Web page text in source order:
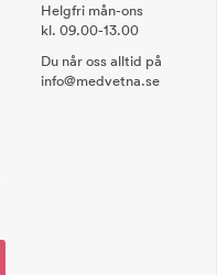
Helgfri mån-ons
kl. 09.00-13.00
Du når oss alltid på
info@medvetna.se